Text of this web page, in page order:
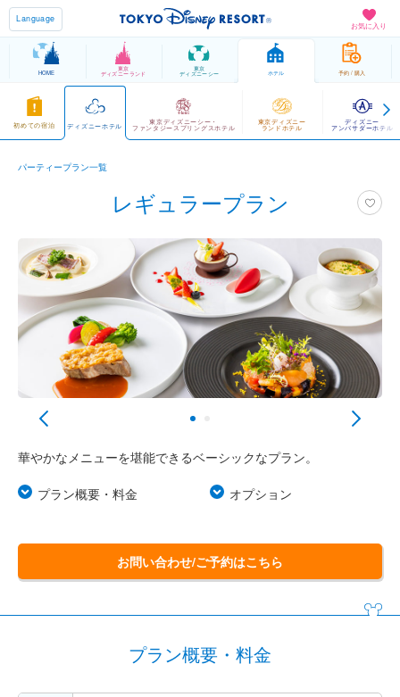
お気に入り
Language
HOME
東京
ディズニーランド
東京
ディズニーシー ホテル 予約 / 購入
初めての宿泊 ディズニーホテル 東京ディズニーシー・
ファンタジースプリングスホテル
東京ディズニー
ランドホテル
ディズニー
アンバサダーホテル
パーティープラン一覧
レギュラープラン
華やかなメニューを堪能できるベーシックなプラン。
プラン概要・料金 オプション
お問い合わせ/ご予約はこちら
プラン概要・料金